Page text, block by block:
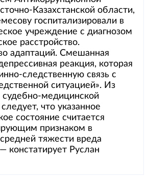
Казахстанской области,
госпитализировали в
учреждение с диагнозом
расстройство.
адаптаций. Смешанная
реакция, которая
следственную связь с
ситуацией». Из
судебно-медицинской
что указанное
состояние считается
признаком в
тяжести вреда
констатирует Руслан